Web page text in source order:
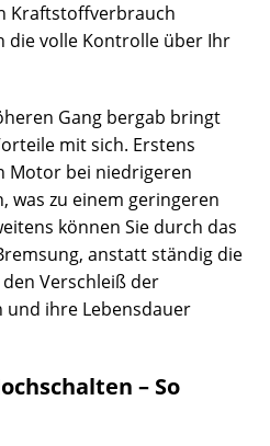
Kraftstoffverbrauch
die volle Kontrolle über Ihr
Gang bergab bringt
mit sich. Erstens
Motor bei niedrigeren
was zu einem geringeren
können Sie durch das
anstatt ständig die
Verschleiß der
und ihre Lebensdauer
– So